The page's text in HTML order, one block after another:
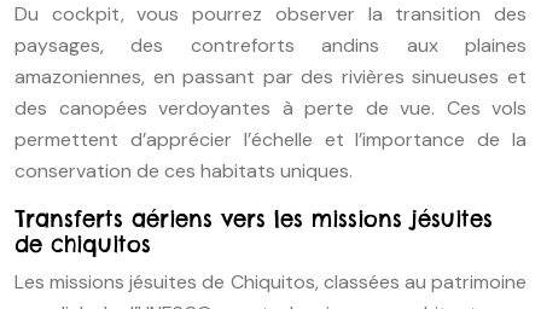
Du cockpit, vous pourrez observer la transition des
paysages, des contreforts andins aux plaines
amazoniennes, en passant par des rivières sinueuses et
des canopées verdoyantes à perte de vue. Ces vols
permettent d’apprécier l’échelle et l’importance de la
conservation de ces habitats uniques.
Transferts aériens vers les missions jésuites
de chiquitos
Les missions jésuites de Chiquitos, classées au patrimoine